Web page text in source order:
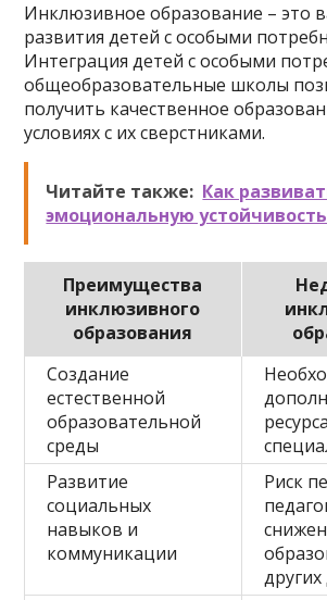
Инклюзивное образование – это
развития детей с особыми
Интеграция детей с особыми
общеобразовательные школы
получить качественное
условиях с их сверстниками.
Читайте также: Как
эмоциональную устойчивость
Преимущества
инклюзивного
образования
Создание
естественной
образовательной
среды
Развитие
социальных
навыков и
коммуникации
Риск